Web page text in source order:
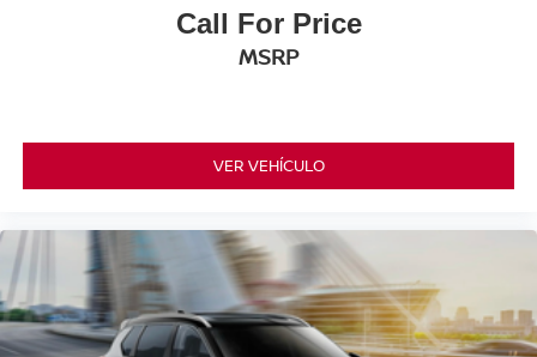
Call For Price
MSRP
VER VEHÍCULO